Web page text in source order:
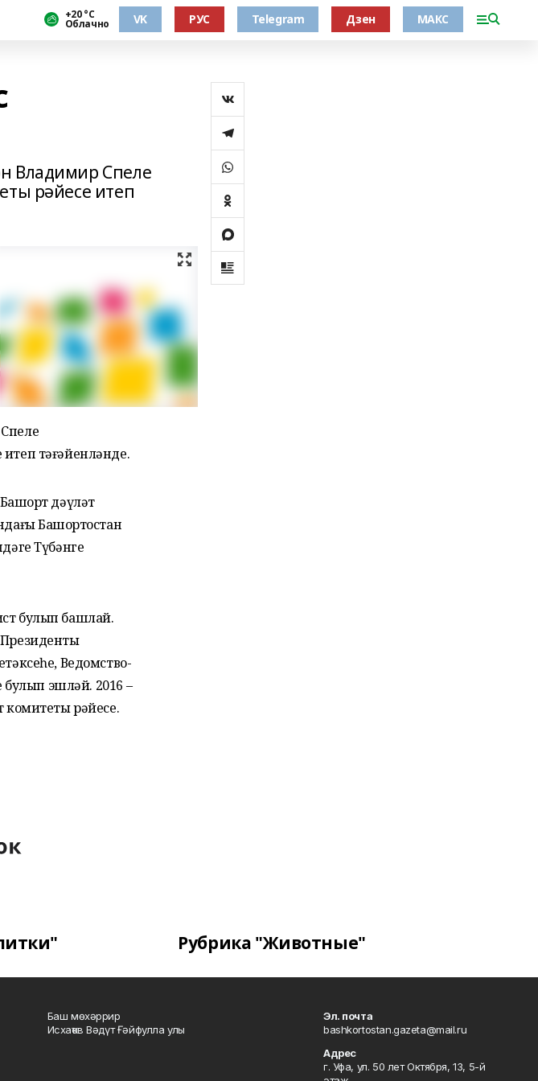
+20 °С
Облачно VK РУС Telegram Дзен МАКС
Владимир Спеле
рәйесе итеп
тәғәйенләнде.
дәүләт
Башҡортостан
Түбәнге
булып башлай.
Ведомство-
булып эшләй. 2016 –
комитеты рәйесе.
Рубрика "Животные"
Баш мөхәррир
Исхаҡов Вәдүт Ғәйфулла улы
Эл. почта
bashkortostan.gazeta@mail.ru
Адрес
г. Уфа, ул. 50 лет Октября, 13, 5-й